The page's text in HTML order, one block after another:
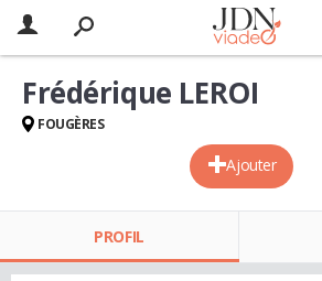
Ajouter
Frédérique LEROI
FOUGÈRES
PROFIL